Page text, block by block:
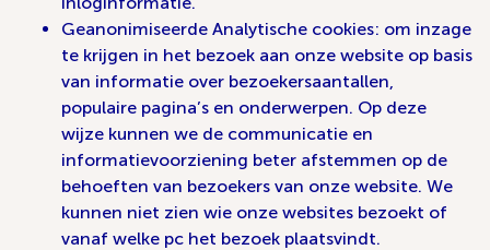
Geanonimiseerde Analytische cookies: om inzage
te krijgen in het bezoek aan onze website op basis
van informatie over bezoekersaantallen,
populaire pagina’s en onderwerpen. Op deze
wijze kunnen we de communicatie en
informatievoorziening beter afstemmen op de
behoeften van bezoekers van onze website. We
kunnen niet zien wie onze websites bezoekt of
vanaf welke pc het bezoek plaatsvindt.